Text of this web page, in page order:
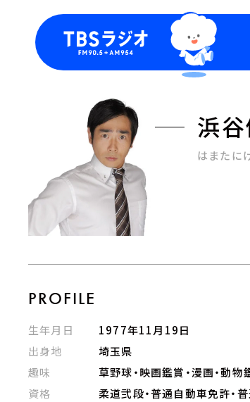
今日の番組表
週間番組表
浜
はまたに
PROFILE
生年月日
1977年11月19日
出身地
埼玉県
趣味
草野球・映画鑑賞・漫画・動
資格
柔道弐段・普通自動車免許・